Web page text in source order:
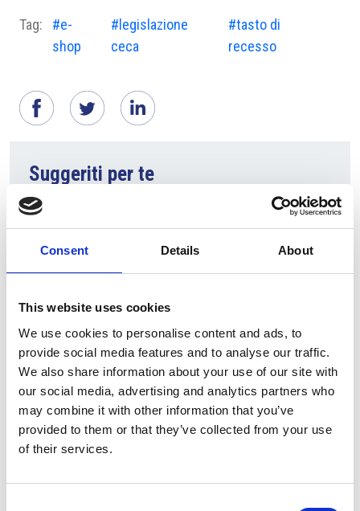
Consent Details About
This website uses cookies
We use cookies to personalise content and ads, to
provide social media features and to analyse our traffic.
We also share information about your use of our site with
our social media, advertising and analytics partners who
may combine it with other information that you’ve
provided to them or that they’ve collected from your use
of their services.
Tag:
#e-
shop
#legislazione
ceca
#tasto di
recesso
Suggeriti per te
5 Agosto 2026
Il commercio retail continua con una crescita
dinamica
Overview Economica
Repubblica Ceca